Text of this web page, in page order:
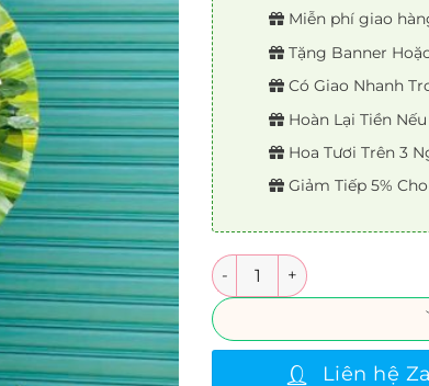
Miễn phí giao
Tặng Banner
Có Giao Nhanh
Hoàn Lại Tiền
Hoa Tươi Trên 3
Giảm Tiếp 5%
Số lượng
Liên hệ